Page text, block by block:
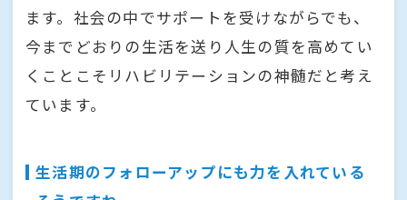
ます。社会の中でサポートを受けながらでも、
今までどおりの生活を送り人生の質を高めてい
くことこそリハビリテーションの神髄だと考え
ています。
生活期のフォローアップにも力を入れている